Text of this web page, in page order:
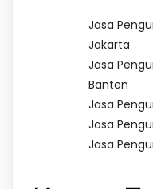
Jasa
Jakarta
Jasa
Banten
Jasa
Jasa
Jasa